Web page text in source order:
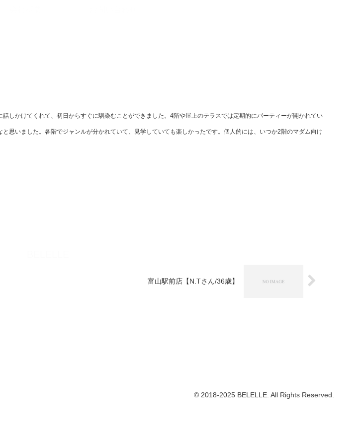
しかけてくれて、初日からすぐに馴染むことができました。 4階や屋上のテラスでは定期的にパーティーが開かれてい
思いました。 各階でジャンルが分かれていて、見学していても楽しかったです。個人的には、いつか2階のマダム向け
富山駅前店【N.Tさん/36歳】
© 2018-2025 BELELLE. All Rights Reserved.